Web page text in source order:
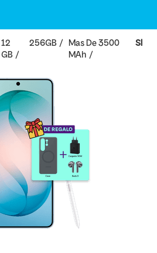
12
GB
256GB
Mas De 3500
MAh
SI